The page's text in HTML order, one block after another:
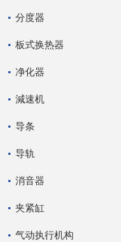
分度器
板式换热器
净化器
減速机
导条
导轨
消音器
夹紧缸
气动执行机构